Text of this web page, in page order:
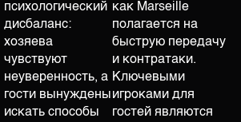
психологический
дисбаланс:
хозяева
чувствуют
неуверенность, а
гости вынуждены
искать способы
как Marseille
полагается на
быструю передачу
и контратаки.
Ключевыми
игроками для
гостей являются